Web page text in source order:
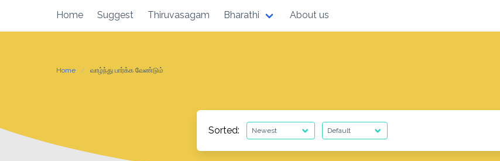
content
Home Suggest Thiruvasagam Bharathi About us
Home வாழ்ந்து பார்க்க வேண்டும்
Sorted: